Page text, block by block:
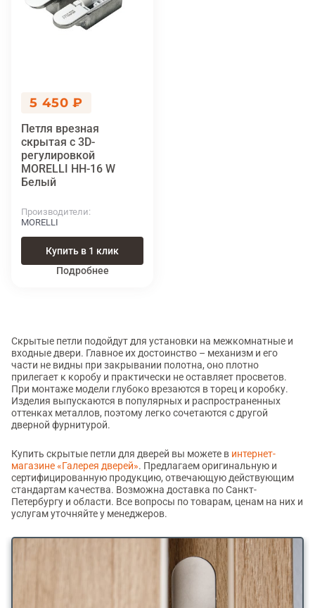
5 450 ₽
Петля врезная
скрытая с 3D-
регулировкой
MORELLI HH-16 W
Белый
Производители
MORELLI
Купить в 1 клик
Подробнее
Скрытые петли подойдут для установки на межкомнатные и
входные двери. Главное их достоинство – механизм и его
части не видны при закрывании полотна, оно плотно
прилегает к коробу и практически не оставляет просветов.
При монтаже модели глубоко врезаются в торец и коробку.
Изделия выпускаются в популярных и распространенных
оттенках металлов, поэтому легко сочетаются с другой
дверной фурнитурой.
Купить скрытые петли для дверей вы можете в интернет-
магазине «Галерея дверей». Предлагаем оригинальную и
сертифицированную продукцию, отвечающую действующим
стандартам качества. Возможна доставка по Санкт-
Петербургу и области. Все вопросы по товарам, ценам на них и
услугам уточняйте у менеджеров.